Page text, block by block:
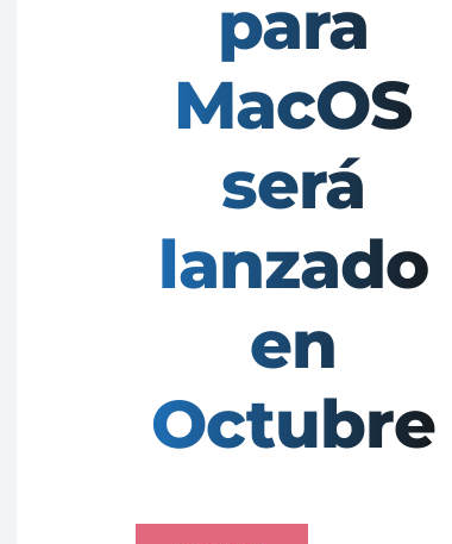
para
MacOS
será
lanzado
en
Octubre